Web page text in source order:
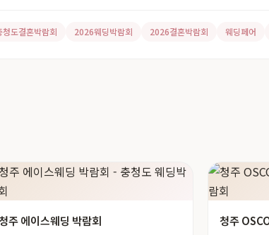
청도결혼박람회 2026웨딩박람회 2026결혼박람회 웨딩페어
주 에이스웨딩 박람회 청주